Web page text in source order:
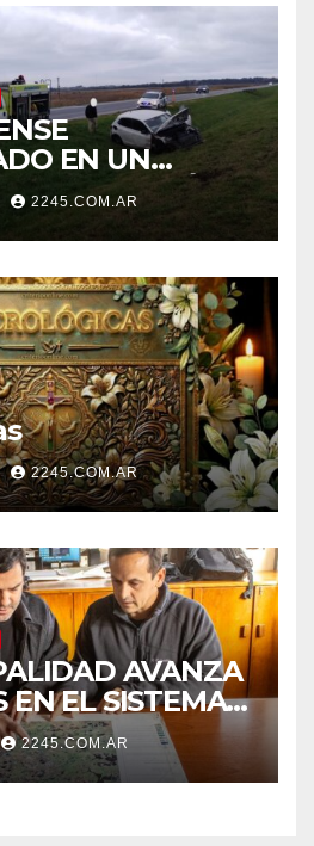
EN UN
TERMINÓ
Y VUELCO
2245.COM.AR
2245.COM.AR
AVANZA
EN EL SISTEMA
2245.COM.AR